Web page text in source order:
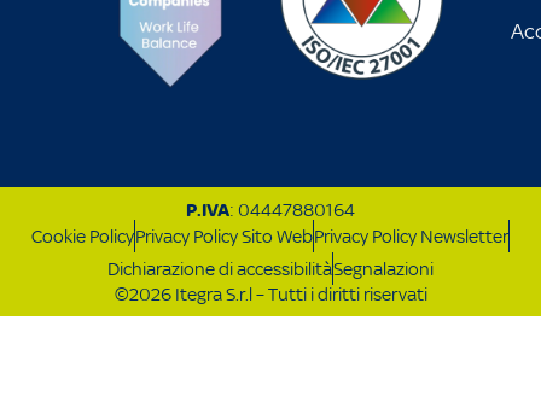
P.IVA: 04447880164
Cookie PolicyPrivacy Policy Sito WebPrivacy Policy Newsletter
Dichiarazione di accessibilitàSegnalazioni
©2026 Itegra S.r.l – Tutti i diritti riservati